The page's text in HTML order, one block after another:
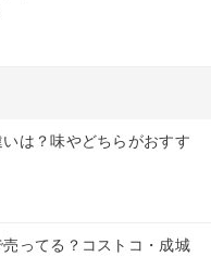
は？味やどちらがおすす
ってる？コストコ・成城